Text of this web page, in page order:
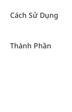
Cách Sử Dụng
Thành Phần